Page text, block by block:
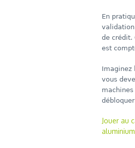
En
de crédit.
est
Imaginez
vous
Jouer au
aluminium